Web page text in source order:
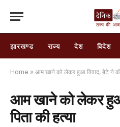
झारखण्ड राज्य देश विदेश
Home » आम खाने को लेकर हुआ विवाद, बेटे ने की
आम खाने को लेकर
पिता की हत्या